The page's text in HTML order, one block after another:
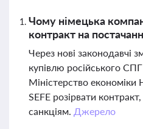
Чому німецька
контракт на
Через нові законодавчі
купівлю російського
Міністерство економіки
SEFE розірвати
санкціям. Джерело